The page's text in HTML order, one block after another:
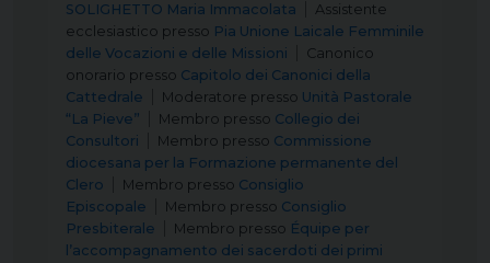
SOLIGHETTO Maria Immacolata
Assistente
ecclesiastico presso Pia Unione Laicale Femminile
delle Vocazioni e delle Missioni
Canonico
onorario presso Capitolo dei Canonici della
Cattedrale
Moderatore presso Unità Pastorale
“La Pieve”
Membro presso Collegio dei
Consultori
Membro presso Commissione
diocesana per la Formazione permanente del
Clero
Membro presso Consiglio
Episcopale
Membro presso Consiglio
Presbiterale
Membro presso Équipe per
l’accompagnamento dei sacerdoti dei primi